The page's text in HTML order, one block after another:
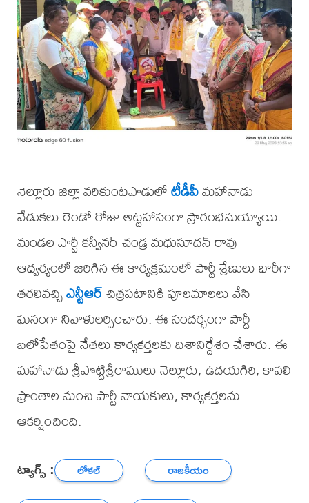
నెల్లూరు జిల్లా వరికుంటపాడులోటీడీపీమహానాడు
వేడుకలు రెండో రోజు అట్టహాసంగా ప్రారంభమయ్యాయి.
మండల పార్టీ కన్వీనర్ చండ్ర మధుసూదన్ రావు
ఆధ్వర్యంలో జరిగిన ఈ కార్యక్రమంలో పార్టీ శ్రేణులు భారీగా
తరలివచ్చిఎన్టీఆర్చిత్రపటానికి పూలమాలలు వేసి
ఘనంగా నివాళులర్పించారు. ఈ సందర్భంగా పార్టీ
బలోపేతంపై నేతలు కార్యకర్తలకు దిశానిర్దేశం చేశారు. ఈ
మహానాడు శ్రీపొట్టిశ్రీరాములు నెల్లూరు, ఉదయగిరి, కావలి
ప్రాంతాల నుంచి పార్టీ నాయకులు, కార్యకర్తలను
ఆకర్షించింది.
ట్యాగ్స్ : లోకల్
రాజకీయం